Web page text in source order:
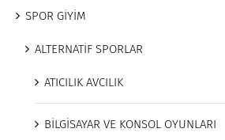
SPOR GİYİM
ALTERNATİF SPORLAR
ATICILIK AVCILIK
BİLGİSAYAR VE KONSOL OYUNLARI